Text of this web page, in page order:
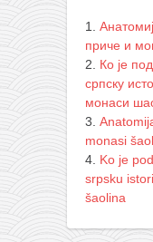
приче и
Ко је
српску
монаси
monasi
Ko je
srpsku
šaolina